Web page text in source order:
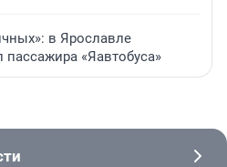
в Ярославле
«Яавтобуса»